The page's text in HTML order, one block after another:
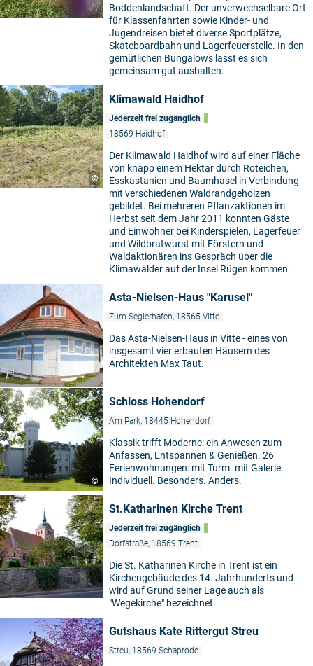
Boddenlandschaft. Der unverwechselbare Ort
für Klassenfahrten sowie Kinder- und
Jugendreisen bietet diverse Sportplätze,
Skateboardbahn und Lagerfeuerstelle. In den
gemütlichen Bungalows lässt es sich
gemeinsam gut aushalten.
©
Klimawald Haidhof
Jederzeit frei zugänglich
18569 Haidhof
Der Klimawald Haidhof wird auf einer Fläche
von knapp einem Hektar durch Roteichen,
Esskastanien und Baumhasel in Verbindung
mit verschiedenen Waldrandgehölzen
gebildet. Bei mehreren Pflanzaktionen im
Herbst seit dem Jahr 2011 konnten Gäste
und Einwohner bei Kinderspielen, Lagerfeuer
und Wildbratwurst mit Förstern und
Waldaktionären ins Gespräch über die
Klimawälder auf der Insel Rügen kommen.
Asta-Nielsen-Haus "Karusel"
Zum Seglerhafen, 18565 Vitte
Das Asta-Nielsen-Haus in Vitte - eines von
insgesamt vier erbauten Häusern des
Architekten Max Taut.
©
Schloss Hohendorf
Am Park, 18445 Hohendorf
Klassik trifft Moderne: ein Anwesen zum
Anfassen, Entspannen & Genießen. 26
Ferienwohnungen: mit Turm. mit Galerie.
Individuell. Besonders. Anders.
St.Katharinen Kirche Trent
Jederzeit frei zugänglich
Dorfstraße, 18569 Trent
Die St. Katharinen Kirche in Trent ist ein
Kirchengebäude des 14. Jahrhunderts und
wird auf Grund seiner Lage auch als
"Wegekirche" bezeichnet.
Gutshaus Kate Rittergut Streu
Streu, 18569 Schaprode